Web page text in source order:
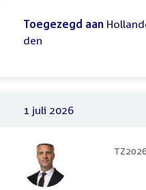
Toegezegd aan
den
1 juli 2026